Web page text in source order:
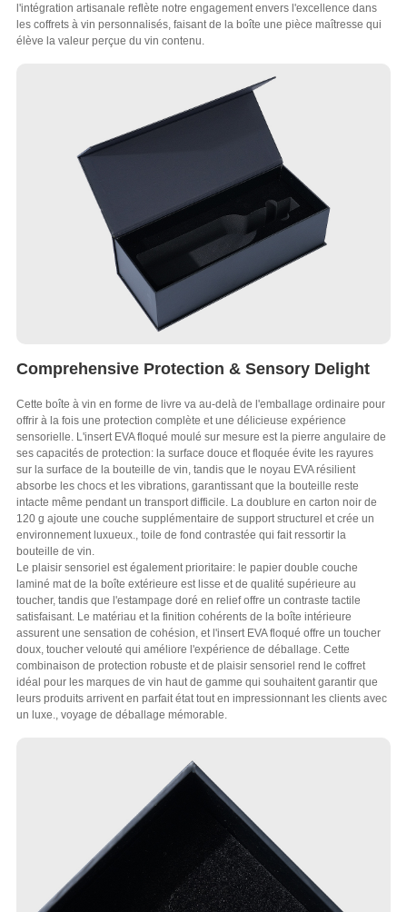
l'intégration artisanale reflète notre engagement envers l'excellence dans
les coffrets à vin personnalisés, faisant de la boîte une pièce maîtresse qui
élève la valeur perçue du vin contenu.
Comprehensive Protection & Sensory Delight
Cette boîte à vin en forme de livre va au-delà de l'emballage ordinaire pour
offrir à la fois une protection complète et une délicieuse expérience
sensorielle. L'insert EVA floqué moulé sur mesure est la pierre angulaire de
ses capacités de protection: la surface douce et floquée évite les rayures
sur la surface de la bouteille de vin, tandis que le noyau EVA résilient
absorbe les chocs et les vibrations, garantissant que la bouteille reste
intacte même pendant un transport difficile. La doublure en carton noir de
120 g ajoute une couche supplémentaire de support structurel et crée un
environnement luxueux., toile de fond contrastée qui fait ressortir la
bouteille de vin.
Le plaisir sensoriel est également prioritaire: le papier double couche
laminé mat de la boîte extérieure est lisse et de qualité supérieure au
toucher, tandis que l'estampage doré en relief offre un contraste tactile
satisfaisant. Le matériau et la finition cohérents de la boîte intérieure
assurent une sensation de cohésion, et l'insert EVA floqué offre un toucher
doux, toucher velouté qui améliore l'expérience de déballage. Cette
combinaison de protection robuste et de plaisir sensoriel rend le coffret
idéal pour les marques de vin haut de gamme qui souhaitent garantir que
leurs produits arrivent en parfait état tout en impressionnant les clients avec
un luxe., voyage de déballage mémorable.